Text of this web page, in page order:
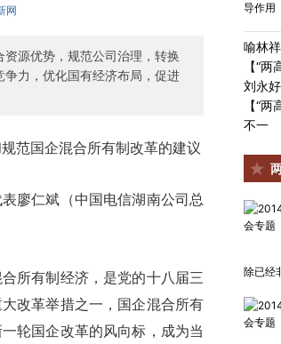
网
源优势，规范公司治理，转换
力，优化国有经济布局，促进
国企混合所有制改革的建议
仁斌（中国电信湖南公司总
有制经济，是党的十八届三
改革举措之一，国企混合所有
轮国企改革的风向标，成为当
导作用
喻林
【“
刘永
【“
不一
除已经